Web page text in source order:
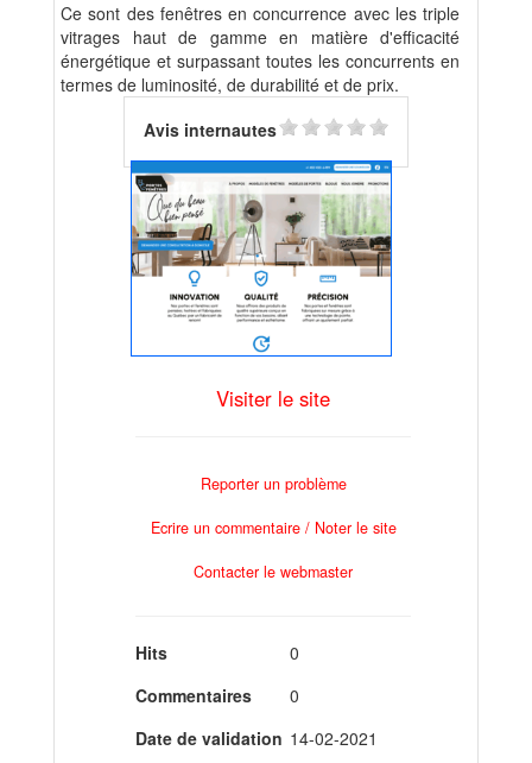
Ce sont des fenêtres en concurrence avec les triple
vitrages haut de gamme en matière d'efficacité
énergétique et surpassant toutes les concurrents en
termes de luminosité, de durabilité et de prix.
Avis internautes
Visiter le site
Reporter un problème
Ecrire un commentaire / Noter le site
Contacter le webmaster
Hits
0
Commentaires
0
Date de validation 14-02-2021